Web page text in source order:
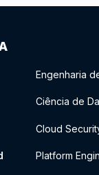
Engenharia
Ciência de
Cloud
Platform